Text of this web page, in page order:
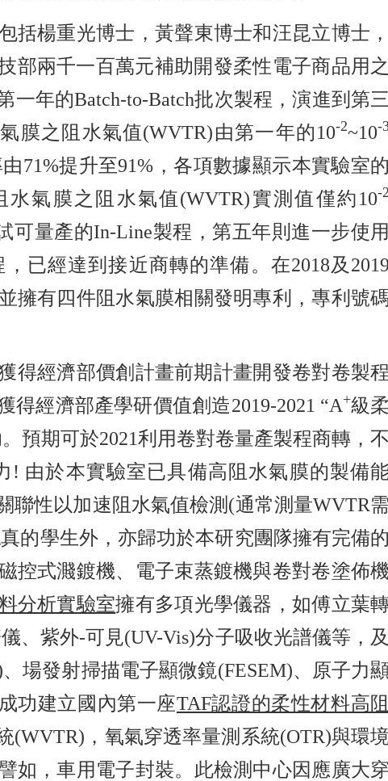
括楊重光博士，黃聲東博士和汪昆立博士
部兩千一百萬元補助開發柔性電子商品用
年的Batch-to-Batch批次製程，演進到第
膜之阻水氣值(WVTR)由第一年的10-2~10-
71%提升至91%，各項數據顯示本實驗室
氣膜之阻水氣值(WVTR)實測值僅約10-
可量產的In-Line製程，第五年則進一步使
已經達到接近商轉的準備。在2018及
擁有四件阻水氣膜相關發明專利，專利號
得經濟部價創計畫前期計畫開發卷對卷製
經濟部產學研價值創造2019-2021 “A+級
預期可於2021利用卷對卷量產製程商轉，
由於本實驗室已具備高阻水氣膜的製備
聯性以加速阻水氣值檢測(通常測量WVTR
的學生外，亦歸功於本研究團隊擁有完備
控式濺鍍機、電子束蒸鍍機與卷對卷塗佈
分析實驗室擁有多項光學儀器，如傅立葉
、紫外-可見(UV-Vis)分子吸收光譜儀等，
場發射掃描電子顯微鏡(FESEM)、原子力
功建立國內第一座TAF認證的柔性材料高
(WVTR)，氧氣穿透率量測系統(OTR)與環
如，車用電子封裝。此檢測中心因應廣大